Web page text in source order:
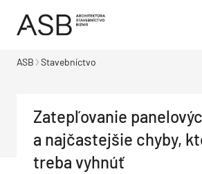
ASB Stavebníctvo
Zatepľovanie
a najčastejšie chyby,
treba vyhnúť